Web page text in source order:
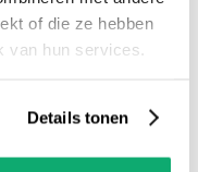
of die ze hebben
van hun services.
Details tonen
We adviseren
houden als er